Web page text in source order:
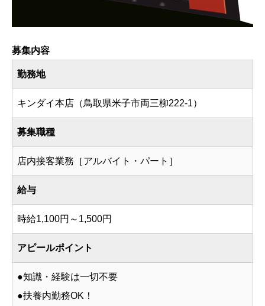
募集内容
勤務地
キンダイ本店（鳥取県米子市両三柳222-1）
募集職種
店内接客業務［アルバイト・パート］
給与
時給1,100円～1,500円
アピールポイント
●知識・経験は一切不要
●扶養内勤務OK！